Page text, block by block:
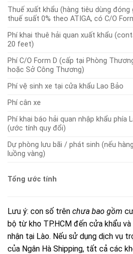
Thuế xuất khẩu (hàng tiêu dùng đóng
thuế suất 0% theo ATIGA, có C/O
Phí khai thuê hải quan xuất khẩu
20 feet)
Phí C/O Form D (cấp tại Phòng
hoặc Sở Công Thương)
Phí vệ sinh xe tại cửa khẩu Lao Bảo
Phí cân xe
Phí khai báo hải quan nhập khẩu phía
(ước tính quy đổi)
Dự phòng lưu bãi / phát sinh (nếu
luồng vàng)
Tổng ước tính
Lưu ý: con số trên chưa bao gồm
bộ từ kho TP.HCM đến cửa khẩu
nhận tại Lào. Nếu sử dụng dịch vụ
của Ngân Hà Shipping, tất cả các